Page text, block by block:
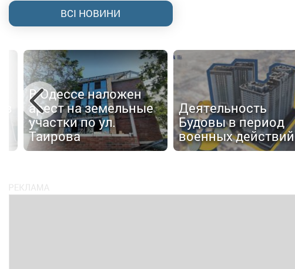
ВСІ НОВИНИ
В Одессе наложен
арест на земельные
участки по ул.
Таирова
Деятельность
Будовы в период
военных действий